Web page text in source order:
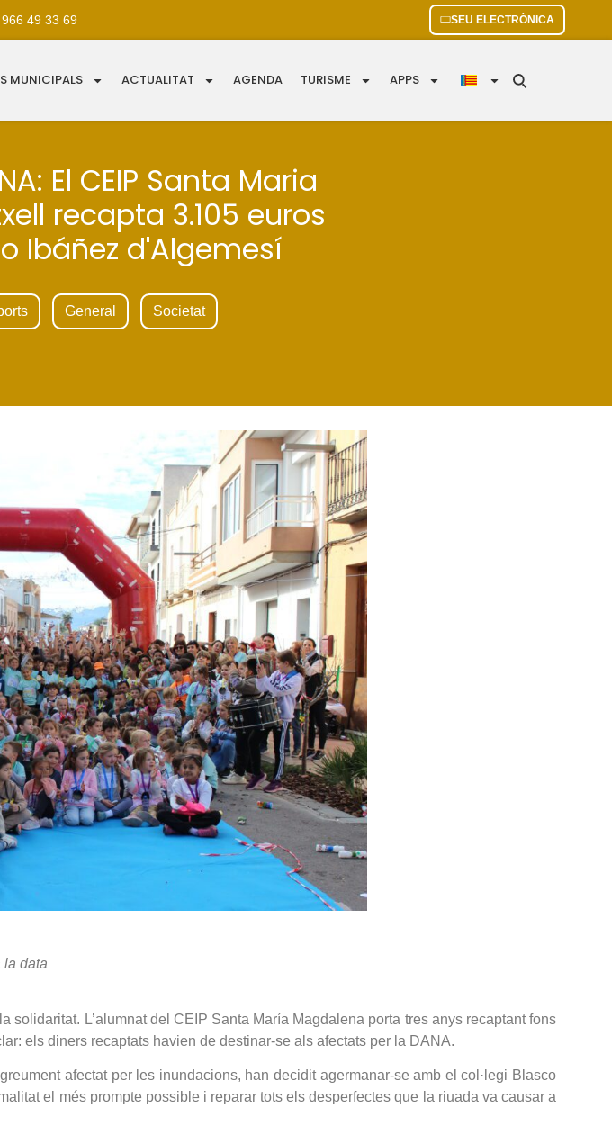
966 49 33 69 SEU ELECTRÒNICA
MUNICIPALS ACTUALITAT AGENDA TURISME APPS
El CEIP Santa Maria
recapta 3.105 euros
Ibáñez d'Algemesí
General Societat
la data
L’alumnat del CEIP Santa María Magdalena porta tres anys recaptant fons
els diners recaptats havien de destinar-se als afectats per la DANA.
afectat per les inundacions, han decidit agermanar-se amb el col·legi Blasco
el més prompte possible i reparar tots els desperfectes que la riuada va causar a